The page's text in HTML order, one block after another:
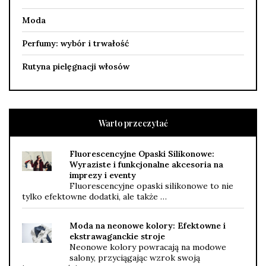
Moda
Perfumy: wybór i trwałość
Rutyna pielęgnacji włosów
Warto przeczytać
Fluorescencyjne Opaski Silikonowe:
Wyraziste i funkcjonalne akcesoria na
imprezy i eventy
Fluorescencyjne opaski silikonowe to nie
tylko efektowne dodatki, ale także …
Moda na neonowe kolory: Efektowne i
ekstrawaganckie stroje
Neonowe kolory powracają na modowe
salony, przyciągając wzrok swoją